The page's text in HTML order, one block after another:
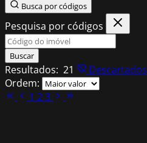
Busca por códigos
Pesquisa por códigos
Buscar
Resultados: 21
Descartados
Ordem:
1 23